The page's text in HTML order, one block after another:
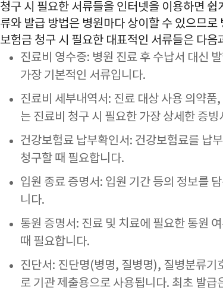
청구 시 필요한 서류들을 인터넷을 이용하면
류와 발급 방법은 병원마다 상이할 수 있으므
보험금 청구 시 필요한 대표적인 서류들은 다음
진료비 영수증: 병원 진료 후 수납서 대신
가장 기본적인 서류입니다.
진료비 세부내역서: 진료 대상 사용 의약
는 진료비 청구 시 필요한 가장 상세한 증
건강보험료 납부확인서: 건강보험료를 납
청구할 때 필요합니다.
입원 종료 증명서: 입원 기간 등의 정보를
니다.
통원 증명서: 진료 및 치료에 필요한 통원
때 필요합니다.
진단서: 진단명(병명, 질병명), 질병분류
로 기관 제출용으로 사용됩니다. 최초 발